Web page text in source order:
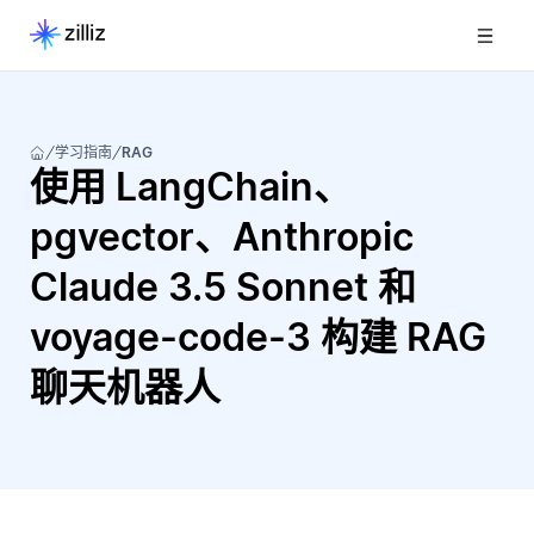
学习指南 RAG
使用 LangChain、
pgvector、Anthropic
Claude 3.5 Sonnet 和
voyage-code-3 构建 RAG
聊天机器人